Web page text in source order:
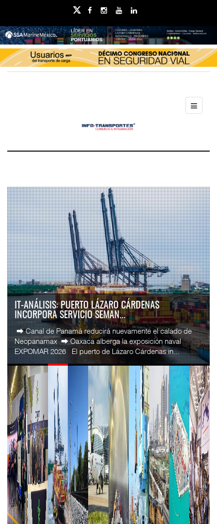
IT-ANÁLISIS: PUERTO LÁZARO CÁRDENAS
INCORPORA SERVICIO SEMAN...
⮕ Canal de Panamá reducirá nuevamente el calado de
Neopanamax ⮕ Oaxaca alberga la exposición naval
EXPOMAR 2026 El puerto de Lázaro Cárdenas in...